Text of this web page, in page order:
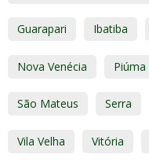
Guarapari Ibatiba
Nova Venécia Piúma
São Mateus Serra
Vila Velha Vitória